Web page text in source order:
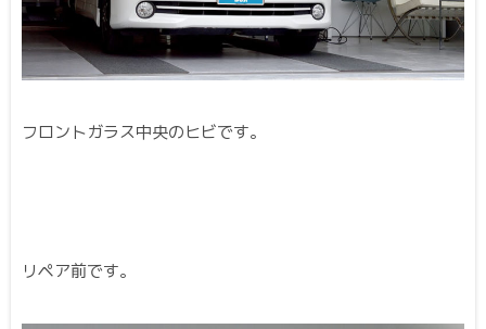
フロントガラス中央のヒビです。
リペア前です。